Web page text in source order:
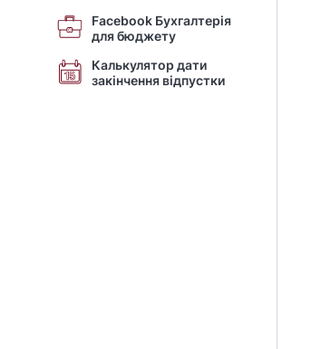
Facebook Бухгалтерія
для бюджету
Калькулятор дати
закінчення відпустки